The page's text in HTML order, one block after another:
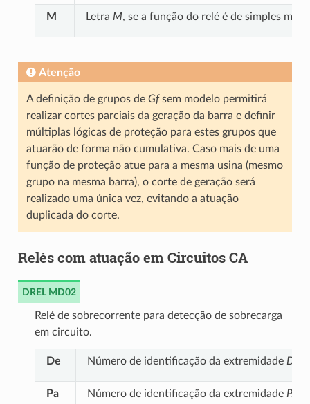
M Letra M, se a função do relé é de simples
Atenção
A definição de grupos de Gfsem modelo permitirá
realizar cortes parciais da geração da barra e definir
múltiplas lógicas de proteção para estes grupos que
atuarão de forma não cumulativa. Caso mais de uma
função de proteção atue para a mesma usina (mesmo
grupo na mesma barra), o corte de geração será
realizado uma única vez, evitando a atuação
duplicada do corte.
Relés com atuação em Circuitos CA
DREL MD02
Relé de sobrecorrente para detecção de sobrecarga
em circuito.
De Número de identificação da extremidade DE
Pa Número de identificação da extremidade